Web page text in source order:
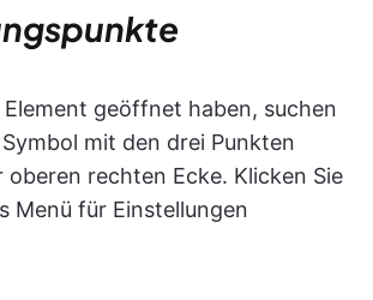
Element geöffnet haben, suchen
mit den drei Punkten
oberen rechten Ecke. Klicken Sie
Menü für Einstellungen